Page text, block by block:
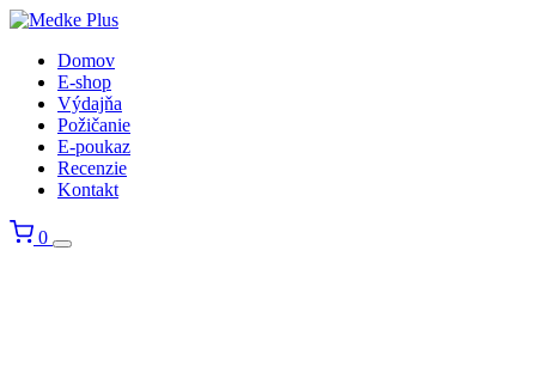
Domov
E-shop
Výdajňa
Požičanie
E-poukaz
Recenzie
Kontakt
0